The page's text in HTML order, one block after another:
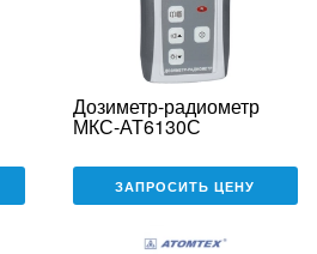
Дозиметр-радиометр
МКС-АТ6130С
ЗАПРОСИТЬ ЦЕНУ